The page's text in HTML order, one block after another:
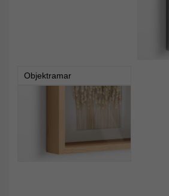
Objektramar